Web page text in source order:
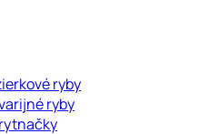
ryby
ryby